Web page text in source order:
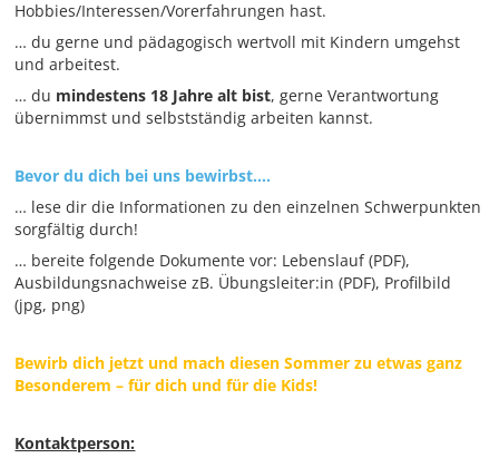
Hobbies/Interessen/Vorerfahrungen hast.
… du gerne und pädagogisch wertvoll mit Kindern umgehst
und arbeitest.
… du mindestens 18 Jahre alt bist, gerne Verantwortung
übernimmst und selbstständig arbeiten kannst.
Bevor du dich bei uns bewirbst….
… lese dir die Informationen zu den einzelnen Schwerpunkten
sorgfältig durch!
… bereite folgende Dokumente vor: Lebenslauf (PDF),
Ausbildungsnachweise zB. Übungsleiter:in (PDF), Profilbild
(jpg, png)
Bewirb dich jetzt und mach diesen Sommer zu etwas ganz
Besonderem – für dich und für die Kids!
Kontaktperson: